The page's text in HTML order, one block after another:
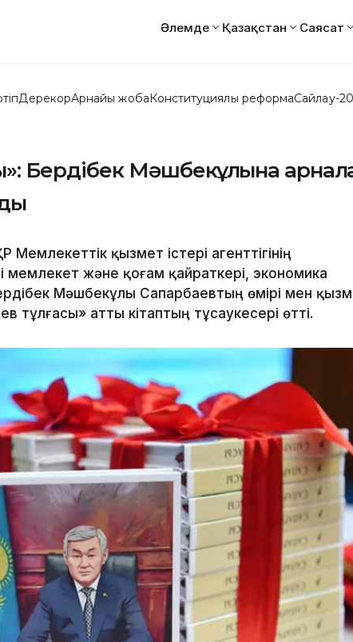
Әлемде Қазақстан Саясат
ДерекқорАрнайы жобаКонституциялық реформаСайлау-
Бердібек Мәшбекұлына
Мемлекеттік қызмет істері агенттігінің
және қоғам қайраткері, экономика
Мәшбекұлы Сапарбаевтың өмірі мен
тұлғасы» атты кітаптың тұсаукесері өтті.